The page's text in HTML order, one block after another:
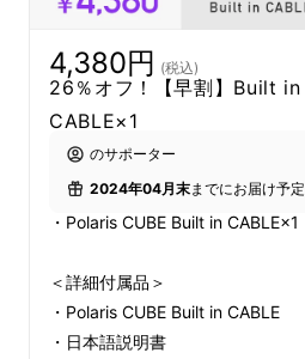
4,380円 (税込)
26％オフ！【早割】Built in
CABLE×1
のサポーター
2024年04月末までにお届け予定
・Polaris CUBE Built in CABLE×1
＜詳細付属品＞
・Polaris CUBE Built in CABLE
・日本語説明書